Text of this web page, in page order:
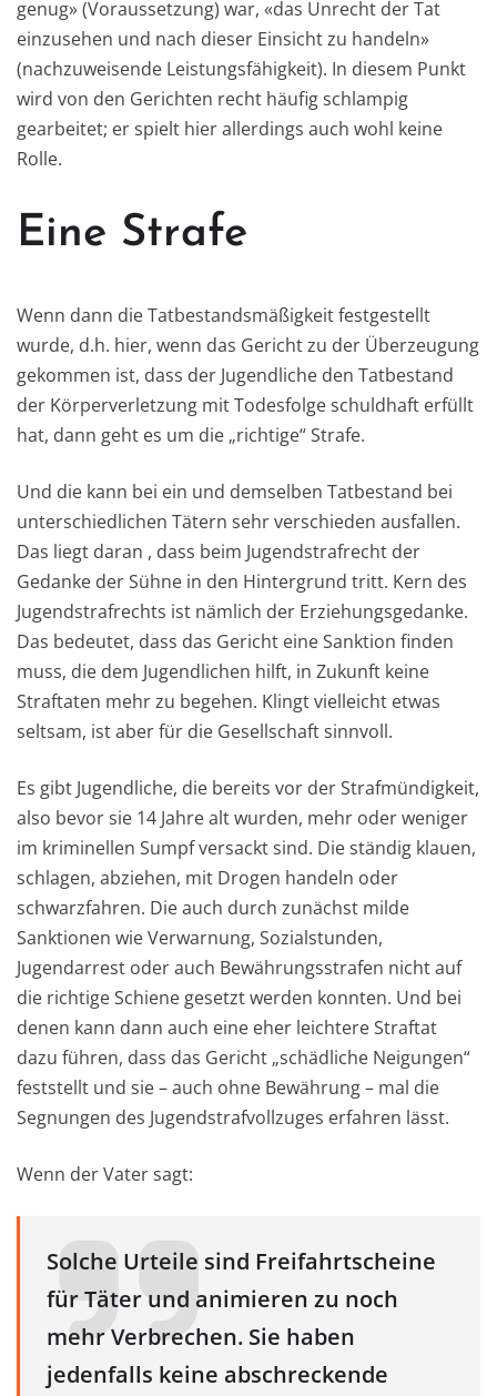
genug» (Voraussetzung) war, «das Unrecht der Tat
einzusehen und nach dieser Einsicht zu handeln»
(nachzuweisende Leistungsfähigkeit). In diesem Punkt
wird von den Gerichten recht häufig schlampig
gearbeitet; er spielt hier allerdings auch wohl keine
Rolle.
Eine Strafe
Wenn dann die Tatbestandsmäßigkeit festgestellt
wurde, d.h. hier, wenn das Gericht zu der Überzeugung
gekommen ist, dass der Jugendliche den Tatbestand
der Körperverletzung mit Todesfolge schuldhaft erfüllt
hat, dann geht es um die „richtige“ Strafe.
Und die kann bei ein und demselben Tatbestand bei
unterschiedlichen Tätern sehr verschieden ausfallen.
Das liegt daran , dass beim Jugendstrafrecht der
Gedanke der Sühne in den Hintergrund tritt. Kern des
Jugendstrafrechts ist nämlich der Erziehungsgedanke.
Das bedeutet, dass das Gericht eine Sanktion finden
muss, die dem Jugendlichen hilft, in Zukunft keine
Straftaten mehr zu begehen. Klingt vielleicht etwas
seltsam, ist aber für die Gesellschaft sinnvoll.
Es gibt Jugendliche, die bereits vor der Strafmündigkeit,
also bevor sie 14 Jahre alt wurden, mehr oder weniger
im kriminellen Sumpf versackt sind. Die ständig klauen,
schlagen, abziehen, mit Drogen handeln oder
schwarzfahren. Die auch durch zunächst milde
Sanktionen wie Verwarnung, Sozialstunden,
Jugendarrest oder auch Bewährungsstrafen nicht auf
die richtige Schiene gesetzt werden konnten. Und bei
denen kann dann auch eine eher leichtere Straftat
dazu führen, dass das Gericht „schädliche Neigungen“
feststellt und sie – auch ohne Bewährung – mal die
Segnungen des Jugendstrafvollzuges erfahren lässt.
Wenn der Vater sagt:
Solche Urteile sind Freifahrtscheine
für Täter und animieren zu noch
mehr Verbrechen. Sie haben
jedenfalls keine abschreckende